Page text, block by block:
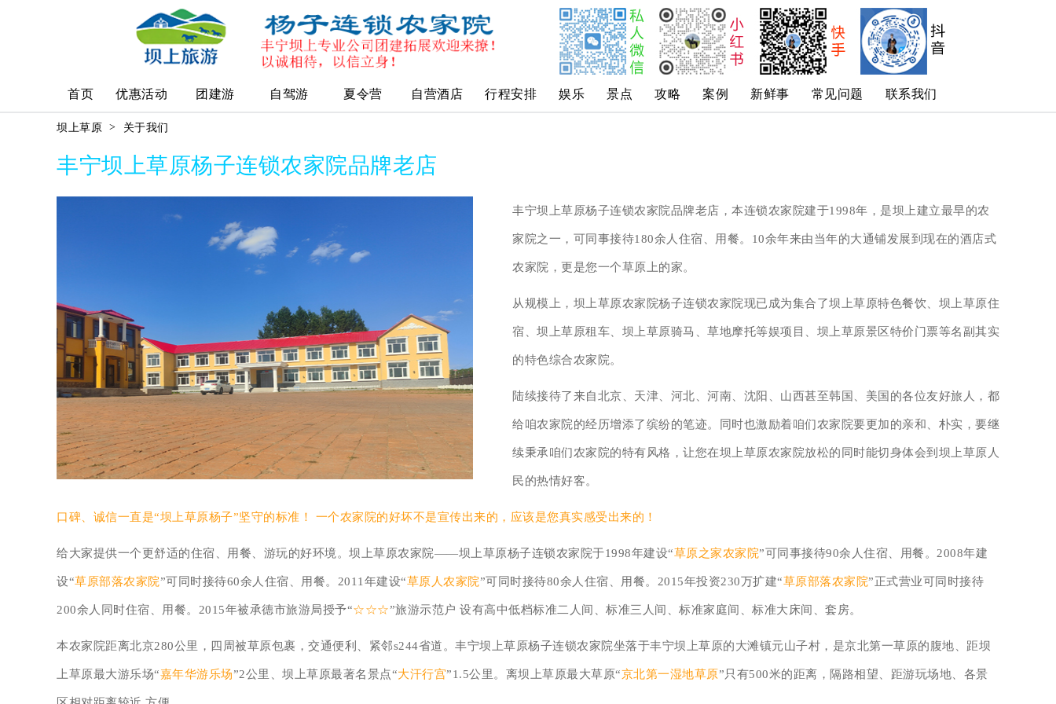
首页 优惠活动 团建游 自驾游 夏令营 自营酒店 行程安排 娱乐 景点 攻略 案例 新鲜事 常见问题 联系我们
坝上草原 > 关于我们
丰宁坝上草原杨子连锁农家院品牌老店
丰宁坝上草原杨子连锁农家院品牌老店，本连锁农家院建于1998年，是坝上建立最早的农
家院之一，可同事接待180余人住宿、用餐。10余年来由当年的大通铺发展到现在的酒店式
农家院，更是您一个草原上的家。
从规模上，坝上草原农家院杨子连锁农家院现已成为集合了坝上草原特色餐饮、坝上草原住
宿、坝上草原租车、坝上草原骑马、草地摩托等娱项目、坝上草原景区特价门票等名副其实
的特色综合农家院。
陆续接待了来自北京、天津、河北、河南、沈阳、山西甚至韩国、美国的各位友好旅人，都
给咱农家院的经历增添了缤纷的笔迹。同时也激励着咱们农家院要更加的亲和、朴实，要继
续秉承咱们农家院的特有风格，让您在坝上草原农家院放松的同时能切身体会到坝上草原人
民的热情好客。
口碑、诚信一直是“坝上草原杨子”坚守的标准！ 一个农家院的好坏不是宣传出来的，应该是您真实感受出来的！
给大家提供一个更舒适的住宿、用餐、游玩的好环境。坝上草原农家院——坝上草原杨子连锁农家院于1998年建设“草原之家农家院”可同事接待90余人住宿、用餐。2008年建
设“草原部落农家院”可同时接待60余人住宿、用餐。2011年建设“草原人农家院”可同时接待80余人住宿、用餐。2015年投资230万扩建“草原部落农家院”正式营业可同时接待
200余人同时住宿、用餐。2015年被承德市旅游局授予“☆☆☆”旅游示范户 设有高中低档标准二人间、标准三人间、标准家庭间、标准大床间、套房。
本农家院距离北京280公里，四周被草原包裹，交通便利、紧邻s244省道。丰宁坝上草原杨子连锁农家院坐落于丰宁坝上草原的大滩镇元山子村，是京北第一草原的腹地、距坝
上草原最大游乐场“嘉年华游乐场”2公里、坝上草原最著名景点“大汗行宫”1.5公里。离坝上草原最大草原“京北第一湿地草原”只有500米的距离，隔路相望、距游玩场地、各景